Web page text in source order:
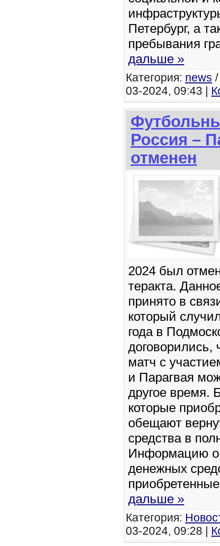
Петербург, а
пребывания
дальше »
Категория: news
03-2024, 09:43 |
Россия –
отменен
2024 был
теракта.
принято в
который
года в
матч с
и Парагвая
другое время.
которые
обещают
средства в
Информацию о
денежных
дальше »
Категория:
03-2024, 09:28 |